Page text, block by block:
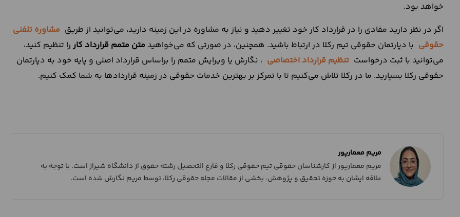
خواهد بود.
اگر در نظر دارید مفادی را در قرارداد کار خود تغییر دهید و نیاز به مشاوره در این زمینه دارید، می‌توانید از طریق مشاوره تلفنی
حقوقی با دپارتمان حقوقی تیم رکلا در ارتباط باشید. همچنین، در صورتی که می‌خواهید متن متمم قرارداد کار را تنظیم کنید،
می‌توانید با ثبت درخواست تنظیم قرارداد اختصاصی ، نگارش یا ویرایش متمم را براساس قرارداد اصلی و پایه خود به دپارتمان
حقوقی رکلا بسپارید. ما در رکلا تلاش می‌کنیم تا با تمرکز بر بهترین خدمات حقوقی در زمینه قراردادها به شما کمک کنیم.
مریم معمارپور
مریم معمارپور از کارشناسان حقوقی تیم حقوقی رکلا و فارغ التحصیل رشته حقوق از دانشگاه شیراز است. با توجه به
علاقه ایشان به حوزه تحقیق و پژوهش، بخشی از مقالات مجله حقوقی رکلا، توسط مریم نگارش شده است.